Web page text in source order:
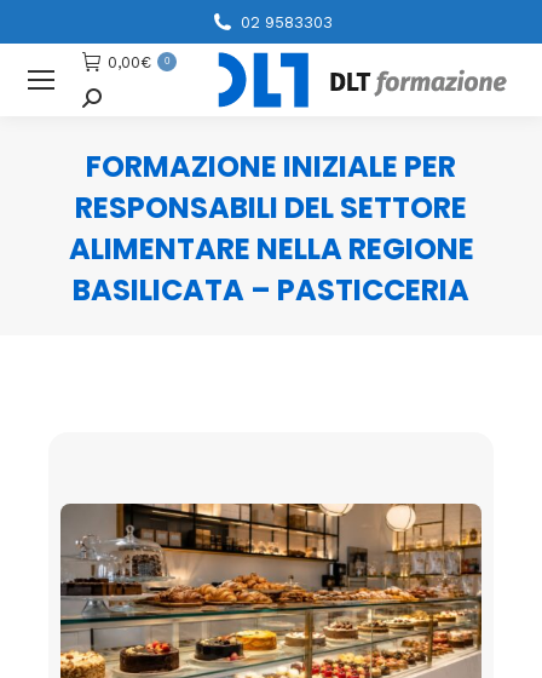
02 9583303
0,00€ 0
Cerca
FORMAZIONE INIZIALE PER
RESPONSABILI DEL SETTORE
ALIMENTARE NELLA REGIONE
BASILICATA – PASTICCERIA